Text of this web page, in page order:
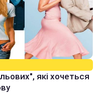
які хочеться